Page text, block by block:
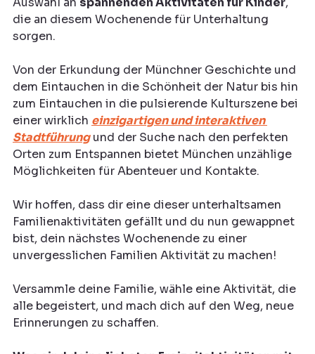
die an diesem Wochenende für Unterhaltung
sorgen.
Von der Erkundung der Münchner Geschichte und
dem Eintauchen in die Schönheit der Natur bis hin
zum Eintauchen in die pulsierende Kulturszene bei
einer wirklich einzigartigen und interaktiven
Stadtführung und der Suche nach den perfekten
Orten zum Entspannen bietet München unzählige
Möglichkeiten für Abenteuer und Kontakte.
Wir hoffen, dass dir eine dieser unterhaltsamen
Familienaktivitäten gefällt und du nun gewappnet
bist, dein nächstes Wochenende zu einer
unvergesslichen Familien Aktivität zu machen!
Versammle deine Familie, wähle eine Aktivität, die
alle begeistert, und mach dich auf den Weg, neue
Erinnerungen zu schaffen.